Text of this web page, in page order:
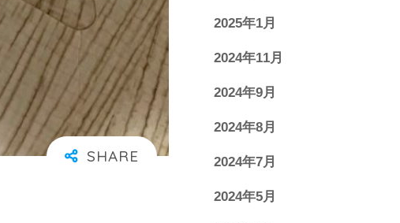
2025年1月
2024年11月
2024年9月
2024年8月
2024年7月
2024年5月